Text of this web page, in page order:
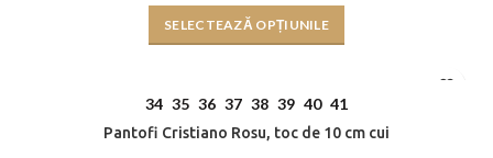
SELECTEAZĂ OPȚIUNILE
34 35 36 37 38 39 40 41
Pantofi Cristiano Rosu, toc de 10 cm cui